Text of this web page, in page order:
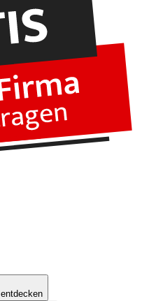
entdecken